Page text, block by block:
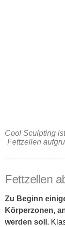
Cool Sculpting
Fettzellen
Fettzellen
Zu Beginn
Körperzonen,
werden soll.